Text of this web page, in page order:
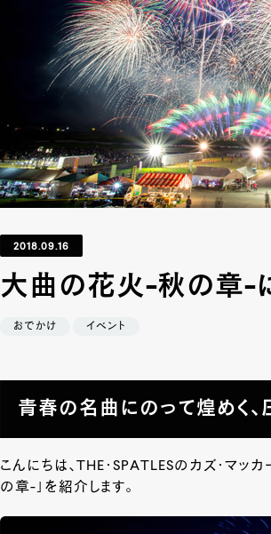
2018.09.16
大曲の花火-秋の章-
おでかけ イベント
青春の名曲にのって煌めく
こんにちは、THE・SPATLESのカズ・マ
の章-」を紹介します。